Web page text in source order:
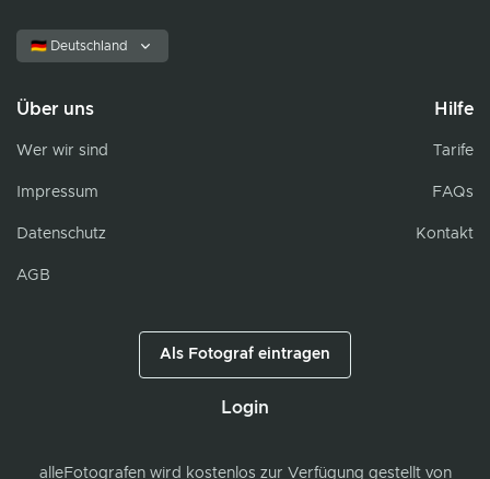
🇩🇪 Deutschland
Über uns
Wer wir sind
Impressum
Datenschutz
AGB
Hilfe
Tarife
FAQs
Kontakt
Als Fotograf eintragen
Login
alleFotografenwird kostenlos zur Verfügung gestellt von